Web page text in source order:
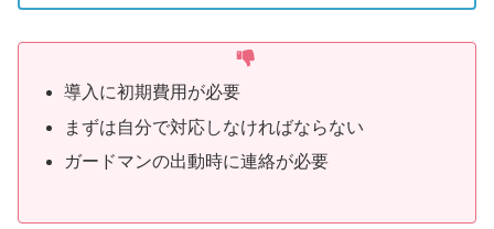
導入に初期費用が必要
まずは自分で対応しなければならない
ガードマンの出動時に連絡が必要